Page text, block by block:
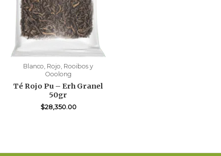
Blanco, Rojo, Rooibos y
Ooolong
Té Rojo Pu – Erh Granel
50gr
$28,350.00